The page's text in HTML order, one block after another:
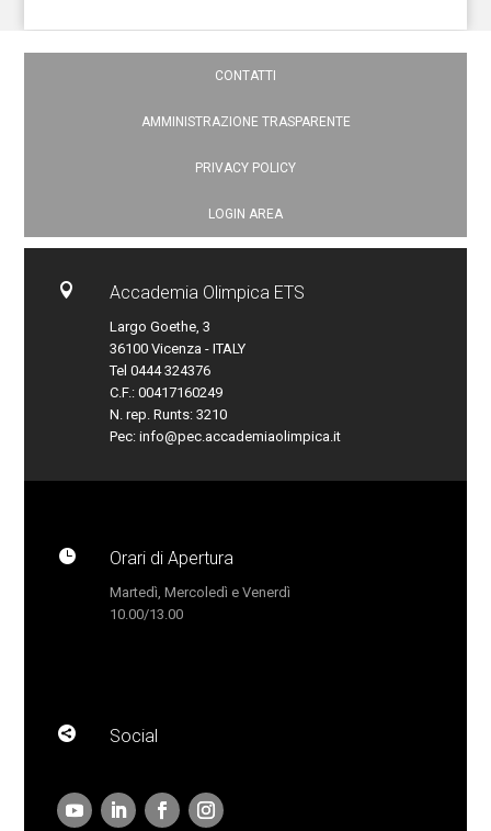
CONTATTI
AMMINISTRAZIONE TRASPARENTE
PRIVACY POLICY
LOGIN AREA
 Accademia Olimpica ETS
Largo Goethe, 3
36100 Vicenza - ITALY
Tel 0444 324376
C.F.: 00417160249
N. rep. Runts: 3210
Pec: info@pec.accademiaolimpica.it
 Orari di Apertura
Martedì, Mercoledì e Venerdì
10.00/13.00
 Social